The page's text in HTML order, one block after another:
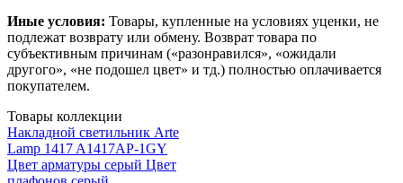
Иные условия: Товары, купленные на условиях уценки, не
подлежат возврату или обмену. Возврат товара по
субъективным причинам («разонравился», «ожидали
другого», «не подошел цвет» и тд.) полностью оплачивается
покупателем.
Товары коллекции
Накладной светильник Arte
Lamp 1417 A1417AP-1GY
Цвет арматуры серый Цвет